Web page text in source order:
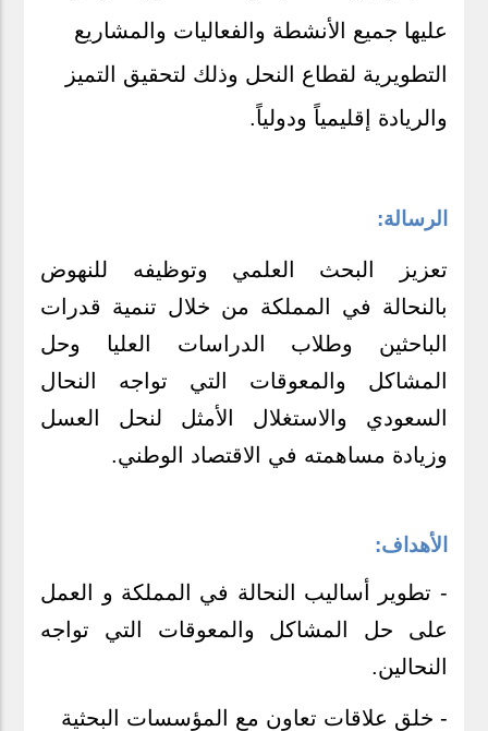
عليها جميع الأنشطة والفعاليات والمشاريع
التطويرية لقطاع النحل وذلك لتحقيق التميز
والريادة إقليمياً ودولياً.
الرسالة:
تعزيز البحث العلمي وتوظيفه للنهوض
بالنحالة في المملكة من خلال تنمية قدرات
الباحثين وطلاب الدراسات العليا وحل
المشاكل والمعوقات التي تواجه النحال
السعودي والاستغلال الأمثل لنحل العسل
وزيادة مساهمته في الاقتصاد الوطني.
الأهداف:
- تطوير أساليب النحالة في المملكة و العمل
على حل المشاكل والمعوقات التي تواجه
النحالين.
- خلق علاقات تعاون مع المؤسسات البحثية